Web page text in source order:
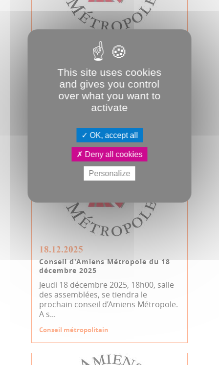
Conseil d'Amiens Métropole du 12
Jeudi 12 février 2026, 18h00, salle des
assemblées, se tiendra le prochain
conseil d’Amiens Métropole. A su...
18.12.2025
Conseil d'Amiens Métropole du 18
décembre 2025
Jeudi 18 décembre 2025, 18h00, salle
des assemblées, se tiendra le
prochain conseil d’Amiens Métropole.
A s...
Conseil métropolitain
This site uses cookies
and gives you control
over what you want to
activate
OK, accept all
Deny all cookies
Personalize